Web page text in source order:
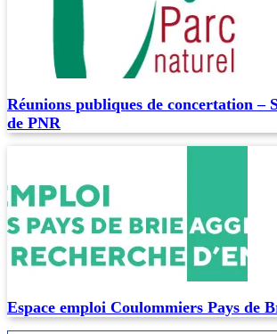
Réunions publiques de concertation –
de PNR
Espace emploi Coulommiers Pays de